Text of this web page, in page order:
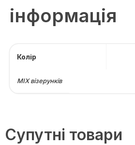
інформація
Колір
МІХ візерунків
Супутні товари